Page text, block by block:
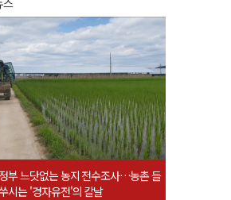
스
정부 느닷없는 농지 전수조사…농촌 들
시는 '경자유전'의 칼날